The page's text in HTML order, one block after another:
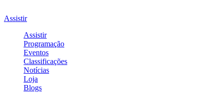
Assistir
Assistir
Programação
Eventos
Classificações
Notícias
Loja
Blogs